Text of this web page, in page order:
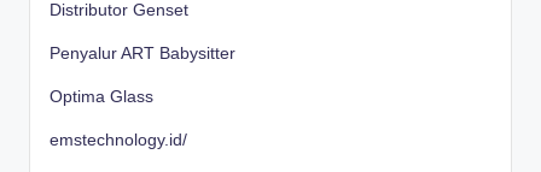
Distributor Genset
Penyalur ART Babysitter
Optima Glass
emstechnology.id/